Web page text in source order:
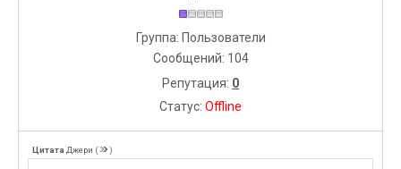
Группа: Пользователи
Сообщений: 104
Репутация: 0
Статус: Offline
Цитата Джери ( )